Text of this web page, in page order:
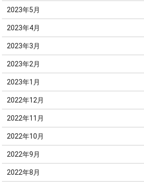
2023年5月
2023年4月
2023年3月
2023年2月
2023年1月
2022年12月
2022年11月
2022年10月
2022年9月
2022年8月